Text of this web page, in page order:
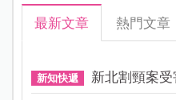
最新文章 熱門文章
新知快遞 新北割頸案